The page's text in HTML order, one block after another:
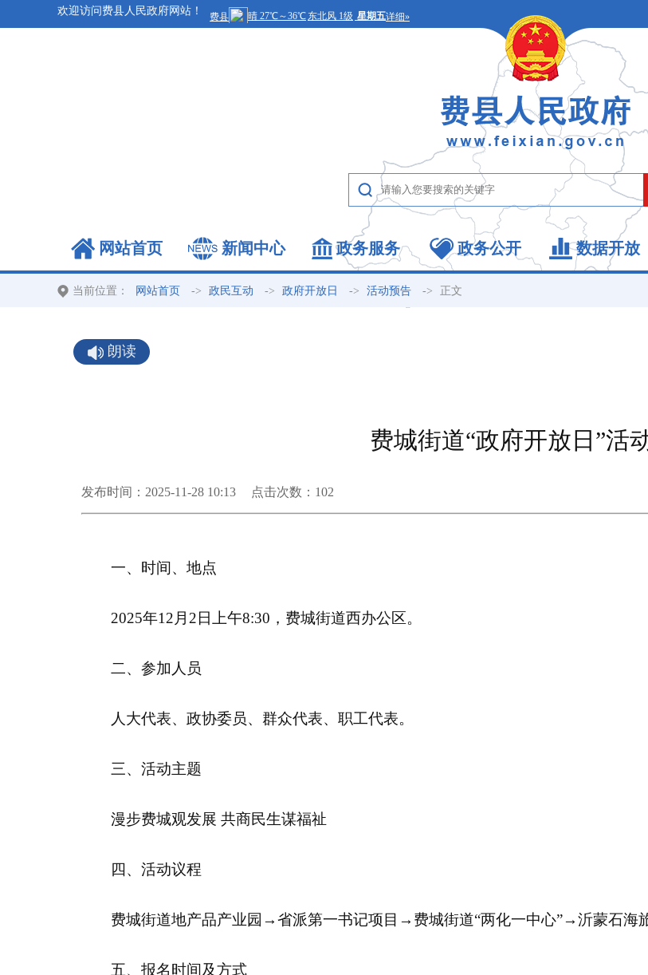
欢迎访问费县人民政府网站！
网站首页 新闻中心 政务服务 政务公开 数据开放
当前位置： 网站首页 -> 政民互动 -> 政府开放日 -> 活动预告 -> 正文
朗读
费城街道“政府开放日”活
发布时间：2025-11-28 10:13 点击次数： 102
一、时间、地点
2025年12月2日上午8:30，费城街道西办公区。
二、参加人员
人大代表、政协委员、群众代表、职工代表。
三、活动主题
漫步费城观发展 共商民生谋福祉
四、活动议程
费城街道地产品产业园→省派第一书记项目→费城街道“两化一中心”→沂蒙石海
五、报名时间及方式